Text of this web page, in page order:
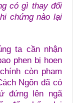
có gì thay đổi
chứng nào lại
ta cần nhận
phen bị hoen
còn phạm
Ngôn đã có
đứng lên ngã